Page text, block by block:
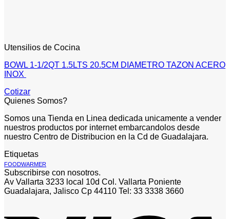
Utensilios de Cocina
BOWL 1-1/2QT 1.5LTS 20.5CM DIAMETRO TAZON ACERO
INOX
Cotizar
Quienes Somos?
Somos una Tienda en Linea dedicada unicamente a vender
nuestros productos por internet embarcandolos desde
nuestro Centro de Distribucion en la Cd de Guadalajara.
Etiquetas
FOODWARMER
Subscribirse con nosotros.
Av Vallarta 3233 local 10d Col. Vallarta Poniente
Guadalajara, Jalisco Cp 44110 Tel: 33 3338 3660